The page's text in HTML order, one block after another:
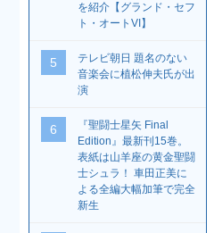
を紹介【グランド・セフ
ト・オートVI】
5
テレビ朝日 題名のない
音楽会に植松伸夫氏が出
演
6
『聖闘士星矢 Final
Edition』最新刊15巻。
表紙は山羊座の黄金聖闘
士シュラ！ 車田正美に
よる全編大幅加筆で完全
新生